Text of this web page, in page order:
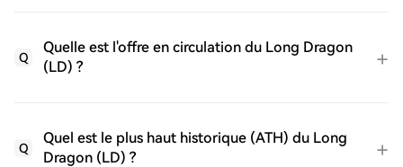
Q
Quelle est l'offre en circulation du Long Dragon
(LD) ?
Q
Quel est le plus haut historique (ATH) du Long
Dragon (LD) ?